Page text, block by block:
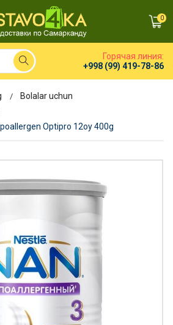
0
Горячая линия:
+998 (99) 419-78-86
Bolalar uchun
Optipro 12oy 400g